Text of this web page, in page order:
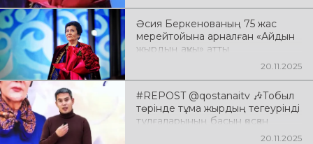
Әсия Беркенованың 75 жас
мерейтойына арналған «Айдын
жырдың аққуы» атты
республикалық ақындар айтысы
20.11.2025
#REPOST @qostanaitv 🎶Тобыл
төрінде тұма жырдың тегеурінді
тұлғаларының басын қосқан
мәдени мәні зор іс-шара өтті20.11.2025